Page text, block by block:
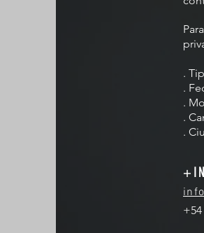
.
.
.
.
.
+54